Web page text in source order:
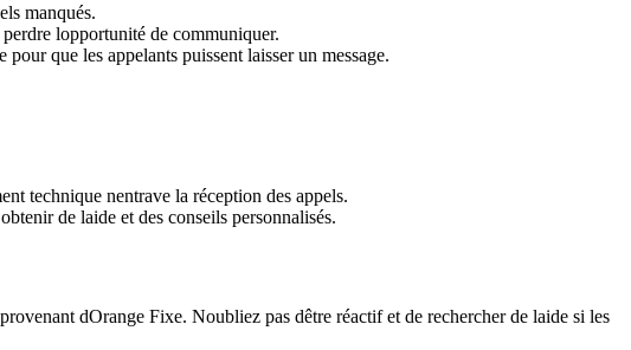
manqués.
lopportunité de communiquer.
que les appelants puissent laisser un message.
technique nentrave la réception des appels.
de laide et des conseils personnalisés.
dOrange Fixe. Noubliez pas dêtre réactif et de rechercher de laide si les